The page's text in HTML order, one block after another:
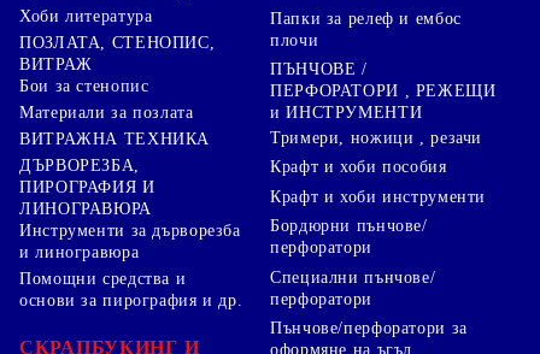
Хоби литература
ПОЗЛАТА, СТЕНОПИС,
ВИТРАЖ
Бои за стенопис
Материали за позлата
ВИТРАЖНА ТЕХНИКА
ДЪРВОРЕЗБА,
ПИРОГРАФИЯ И
ЛИНОГРАВЮРА
Инструменти за дърворезба
и линогравюра
Помощни средства и
основи за пирография и др.
СКРАПБУКИНГ И
Папки за релеф и ембос
плочи
ПЪНЧОВЕ /
ПЕРФОРАТОРИ , РЕЖЕЩИ
и ИНСТРУМЕНТИ
Тримери, ножици , резачи
Крафт и хоби пособия
Крафт и хоби инструменти
Бордюрни пънчове/
перфоратори
Специални пънчове/
перфоратори
Пънчове/перфоратори за
оформяне на ъгъл